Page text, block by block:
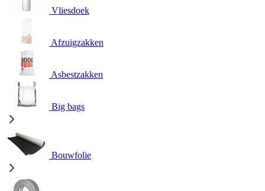
Vliesdoek
Afzuigzakken
Asbestzakken
Big bags
Bouwfolie